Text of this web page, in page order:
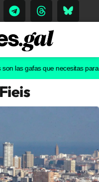
gafas que necesitas para ver